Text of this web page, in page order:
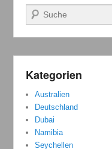
Suchen
Kategorien
Australien
Deutschland
Dubai
Namibia
Seychellen